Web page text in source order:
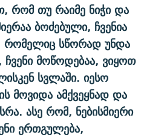
რომ თუ რაიმე ნიჭი და
ბოძებული, ჩვენია
სწორად უნდა
მოწოდებაა, ვიყოთ
სვლაში. იესო
მოვიდა ამქვეყნად და
ასე რომ, ნებისმიერი
ერთგულება,